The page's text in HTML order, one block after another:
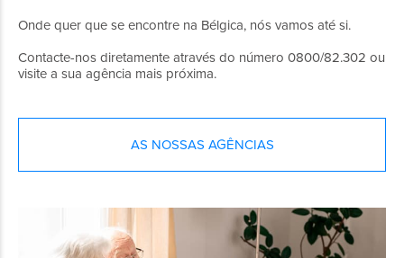
Onde quer que se encontre na Bélgica, nós vamos até si.
Contacte-nos diretamente através do número 0800/82.302 ou
visite a sua agência mais próxima.
AS NOSSAS AGÊNCIAS